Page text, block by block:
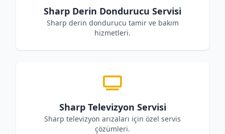
Sharp Derin Dondurucu Servisi
Sharp derin dondurucu tamir ve bakım
hizmetleri.
Sharp Televizyon Servisi
Sharp televizyon arızaları için özel servis
çözümleri.